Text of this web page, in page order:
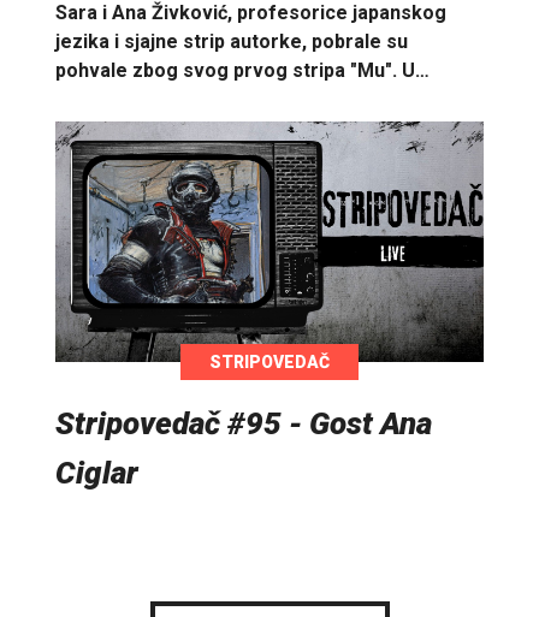
Sara i Ana Živković, profesorice japanskog
jezika i sjajne strip autorke, pobrale su
pohvale zbog svog prvog stripa "Mu". U…
STRIPOVEDAČ
Stripovedač #95 - Gost Ana
Ciglar